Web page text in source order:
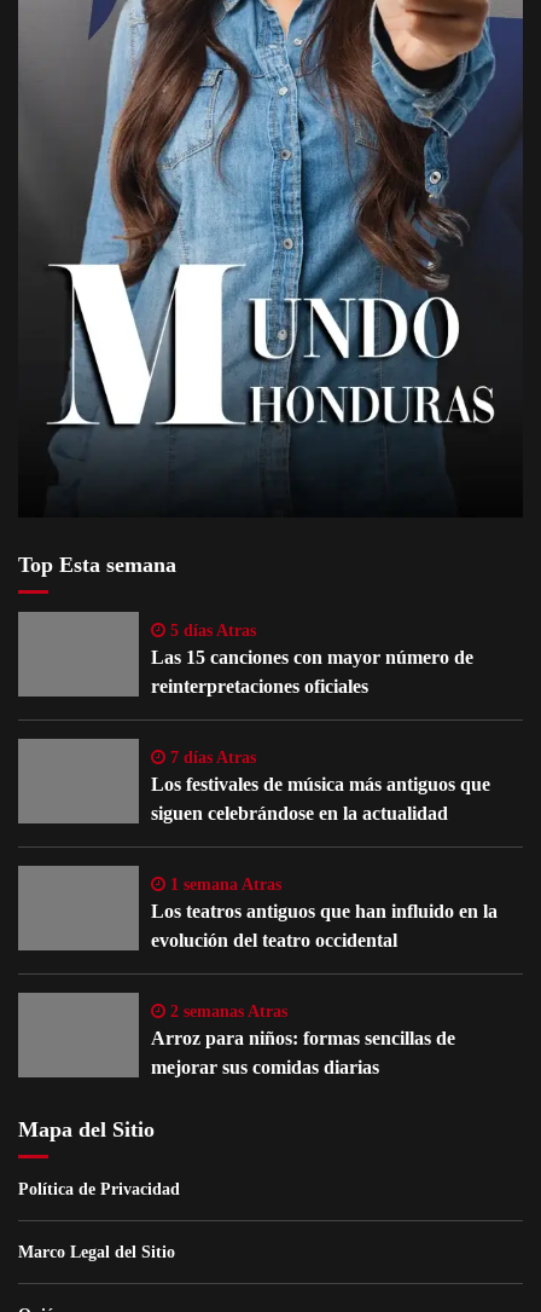
Top Esta semana
5 días Atras
Las 15 canciones con mayor número de
reinterpretaciones oficiales
7 días Atras
Los festivales de música más antiguos que
siguen celebrándose en la actualidad
1 semana Atras
Los teatros antiguos que han influido en la
evolución del teatro occidental
2 semanas Atras
Arroz para niños: formas sencillas de
mejorar sus comidas diarias
Mapa del Sitio
Política de Privacidad
Marco Legal del Sitio